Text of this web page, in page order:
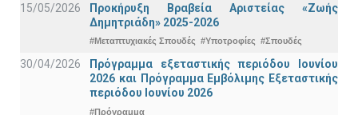
15/05/2026
Προκήρυξη Βραβεία Αριστείας «Ζωής
Δημητριάδη» 2025-2026
#Μεταπτυχιακές Σπουδές #Υποτροφίες #Σπουδές
30/04/2026
Πρόγραμμα εξεταστικής περιόδου Ιουνίου
2026 και Πρόγραμμα Εμβόλιμης Εξεταστικής
περιόδου Ιουνίου 2026
#Πρόγραμμα